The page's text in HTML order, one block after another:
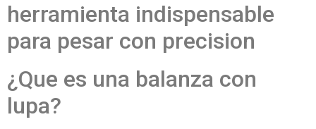
herramienta indispensable
para pesar con precision
¿Que es una balanza con
lupa?